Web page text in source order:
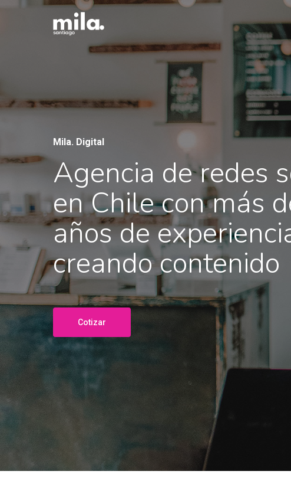
Mila. Digital
Agencia de redes
en Chile con más
años de
creando contenido
Cotizar